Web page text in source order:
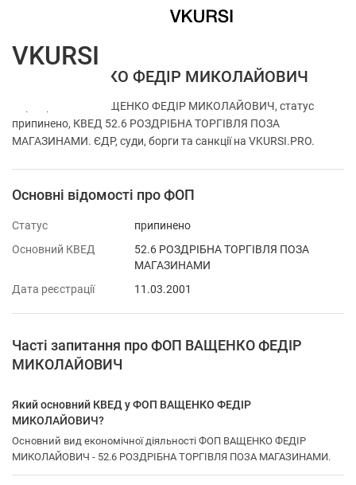
ФОП ВАЩЕНКО ФЕДІР МИКОЛАЙОВИЧ
Перевірка ФОП ВАЩЕНКО ФЕДІР МИКОЛАЙОВИЧ, статус
припинено, КВЕД 52.6 РОЗДРІБНА ТОРГІВЛЯ ПОЗА
МАГАЗИНАМИ. ЄДР, суди, борги та санкції на VKURSI.PRO.
Основні відомості про ФОП
Статус
припинено
Основний КВЕД
52.6 РОЗДРІБНА ТОРГІВЛЯ ПОЗА
МАГАЗИНАМИ
Дата реєстрації
11.03.2001
Часті запитання про ФОП ВАЩЕНКО ФЕДІР
МИКОЛАЙОВИЧ
Який основний КВЕД у ФОП ВАЩЕНКО ФЕДІР
МИКОЛАЙОВИЧ?
Основний вид економічної діяльності ФОП ВАЩЕНКО ФЕДІР
МИКОЛАЙОВИЧ - 52.6 РОЗДРІБНА ТОРГІВЛЯ ПОЗА МАГАЗИНАМИ.
VKURSI